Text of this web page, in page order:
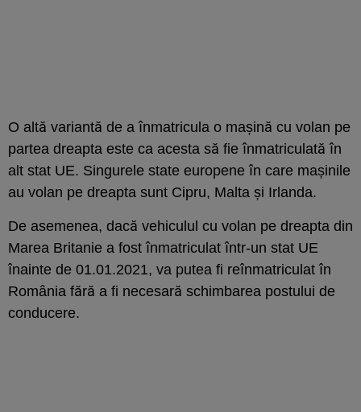
O altă variantă de a înmatricula o mașină cu volan pe
partea dreapta este ca acesta să fie înmatriculată în
alt stat UE. Singurele state europene în care mașinile
au volan pe dreapta sunt Cipru, Malta și Irlanda.
De asemenea, dacă vehiculul cu volan pe dreapta din
Marea Britanie a fost înmatriculat într-un stat UE
înainte de 01.01.2021, va putea fi reînmatriculat în
România fără a fi necesară schimbarea postului de
conducere.